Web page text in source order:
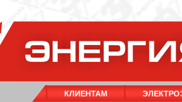
КЛИЕНТАМ